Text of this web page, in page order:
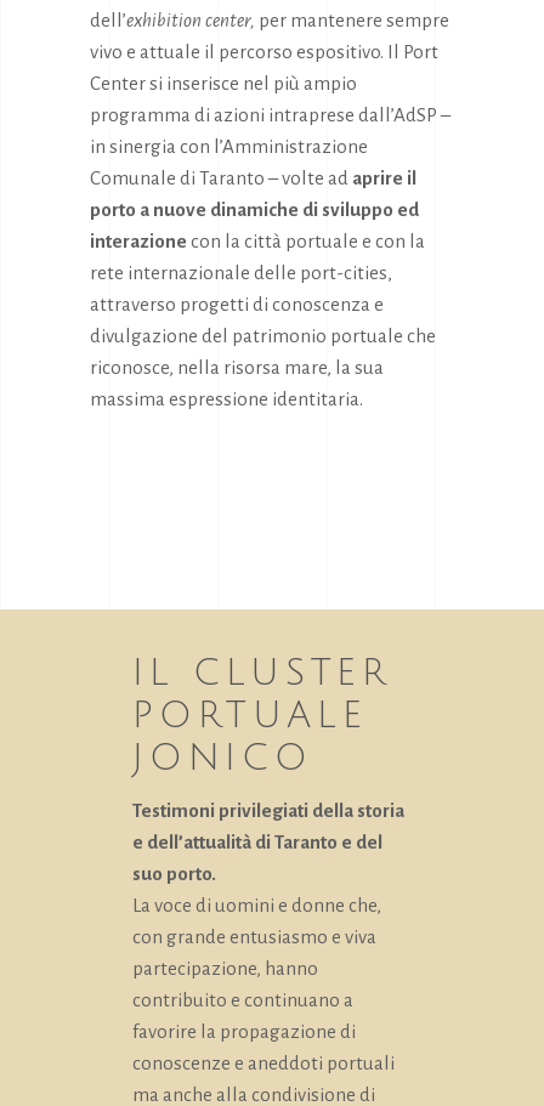
dell’exhibition center, per mantenere sempre
vivo e attuale il percorso espositivo. Il Port
Center si inserisce nel più ampio
programma di azioni intraprese dall’AdSP –
in sinergia con l’Amministrazione
Comunale di Taranto – volte ad aprire il
porto a nuove dinamiche di sviluppo ed
interazione con la città portuale e con la
rete internazionale delle port-cities,
attraverso progetti di conoscenza e
divulgazione del patrimonio portuale che
riconosce, nella risorsa mare, la sua
massima espressione identitaria.
IL CLUSTER
PORTUALE
JONICO
Testimoni privilegiati della storia
e dell’attualità di Taranto e del
suo porto.
La voce di uomini e donne che,
con grande entusiasmo e viva
partecipazione, hanno
contribuito e continuano a
favorire la propagazione di
conoscenze e aneddoti portuali
ma anche alla condivisione di